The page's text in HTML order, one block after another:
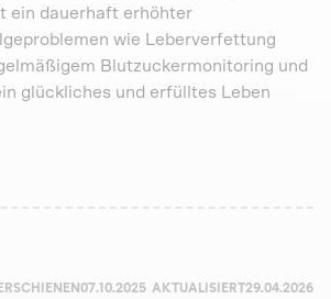
ein dauerhaft erhöhter
wie Leberverfettung
Blutzuckermonitoring und
glückliches und erfülltes Leben
ERSCHIENEN07.10.2025 AKTUALISIERT29.04.2026